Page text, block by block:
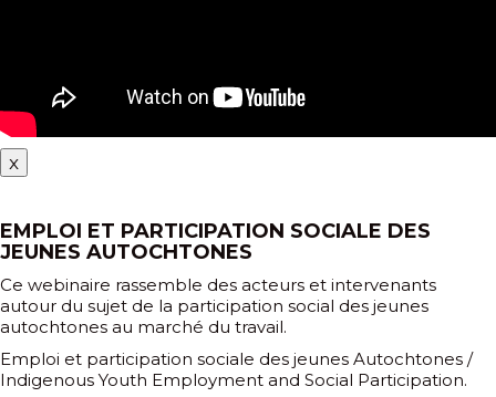
x
EMPLOI ET PARTICIPATION SOCIALE DES
JEUNES AUTOCHTONES
Ce webinaire rassemble des acteurs et intervenants
autour du sujet de la participation social des jeunes
autochtones au marché du travail.
Emploi et participation sociale des jeunes Autochtones /
Indigenous Youth Employment and Social Participation.